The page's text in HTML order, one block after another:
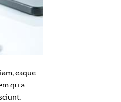
eaque
quia